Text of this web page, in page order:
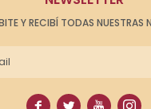
Y RECIBÍ TODAS NUESTRAS
   